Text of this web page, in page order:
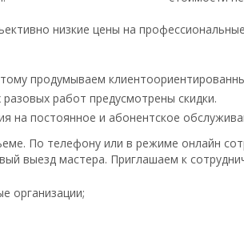
низкие цены на
продумываем
работ предусмотрены скидки.
на постоянное и абонентское
По телефону или в режиме онлайн
выезд мастера. Приглашаем к
организации;